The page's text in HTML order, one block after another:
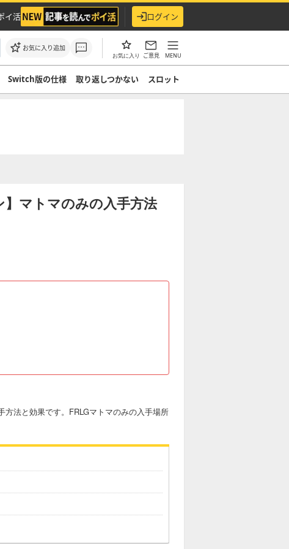
イ活 ログイン
お気に入り追加
お気に入り ご意見 MENU
Switch版の仕様 取り返しつかない スロット
】マトマのみの入手方法
法と効果です。FRLGマトマのみの入手場所